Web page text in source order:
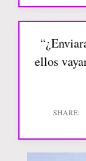
ellos